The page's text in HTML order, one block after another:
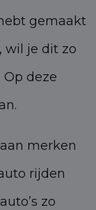
gemaakt
wil je dit zo
deze
merken
rijden
zo